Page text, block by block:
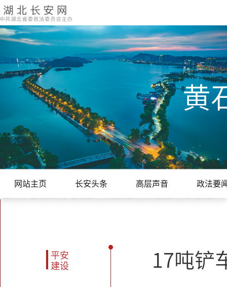
黄
网站主页 长安头条 高层声音 政法要
平安
建设
17吨铲